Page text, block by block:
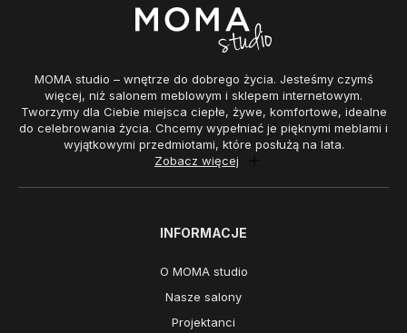
MOMA studio – wnętrze do dobrego życia. Jesteśmy czymś
więcej, niż salonem meblowym i sklepem internetowym.
Tworzymy dla Ciebie miejsca ciepłe, żywe, komfortowe, idealne
do celebrowania życia. Chcemy wypełniać je pięknymi meblami i
wyjątkowymi przedmiotami, które posłużą na lata.
Zobacz więcej
INFORMACJE
O MOMA studio
Nasze salony
Projektanci